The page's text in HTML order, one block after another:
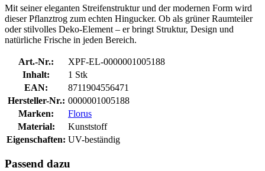
Mit seiner eleganten Streifenstruktur und der modernen Form wird
dieser Pflanztrog zum echten Hingucker. Ob als grüner Raumteiler
oder stilvolles Deko-Element – er bringt Struktur, Design und
natürliche Frische in jeden Bereich.
Art.-Nr.:
XPF-EL-0000001005188
Inhalt:
1 Stk
EAN:
8711904556471
Hersteller-Nr.: 0000001005188
Marken:
Florus
Material:
Kunststoff
Eigenschaften: UV-beständig
Passend dazu